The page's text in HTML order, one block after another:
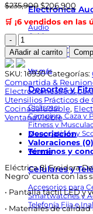
Electrónica
Audio
Cables
Accesorios para
Video Beams y
Ver más
Deportes y
Ciclismo
Camping, Caza y
Fitness y
Monopatines y
Ver más
Celulares y
Accesorios para
Smartwatches y
Telefonía Fija e
$235,900 El
precio
original
era:
$206,900 El
🛒 ¡6 vendidos en las
Eléctrica
8l
freidora
de
aire
sin
aceite
horno
visua
2400w
color
negro
cantidad
Añadir al carrito
SKU: 16930 Categorías:
Compartida &
Electrodomésticos
Utensilios Prácticos de
CocinaSaludable,
VentanaVisible
Descripción
Valoraciones (0)
Términos y
Eléctrica 8l Freidora
Negro’ cuenta con las
• Pantalla táctil LED y
• Materiales de calidad